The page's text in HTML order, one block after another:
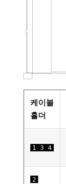
케이블
홀더
1 3 4
2